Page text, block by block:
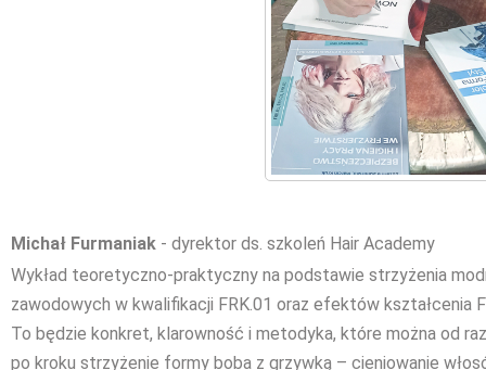
Michał Furmaniak - dyrektor ds. szkoleń Hair Academy
Wykład teoretyczno-praktyczny na podstawie strzyżenia
zawodowych w kwalifikacji FRK.01 oraz efektów kształcenia
To będzie konkret, klarowność i metodyka, które można od
po kroku strzyżenie formy boba z grzywką – cieniowanie